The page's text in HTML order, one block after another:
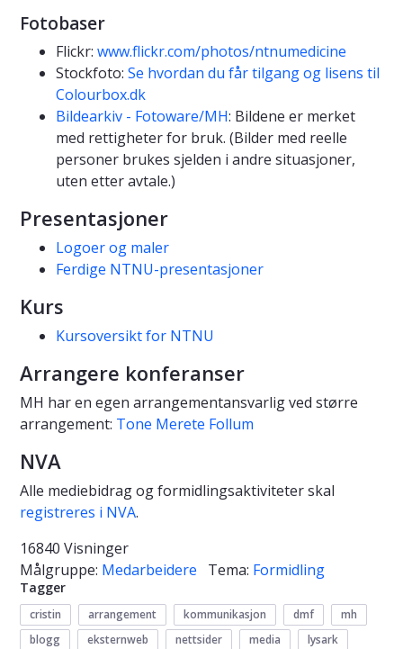
Fotobaser
Flickr: www.flickr.com/photos/ntnumedicine
Stockfoto: Se hvordan du får tilgang og lisens til
Colourbox.dk
Bildearkiv - Fotoware/MH: Bildene er merket
med rettigheter for bruk. (Bilder med reelle
personer brukes sjelden i andre situasjoner,
uten etter avtale.)
Presentasjoner
Logoer og maler
Ferdige NTNU-presentasjoner
Kurs
Kursoversikt for NTNU
Arrangere konferanser
MH har en egen arrangementansvarlig ved større
arrangement: Tone Merete Follum
NVA
Alle mediebidrag og formidlingsaktiviteter skal
registreres i NVA.
16840 Visninger
Målgruppe: Medarbeidere Tema: Formidling
Tagger
cristin arrangement kommunikasjon dmf
mh
blogg
eksternweb nettsider media
lysark